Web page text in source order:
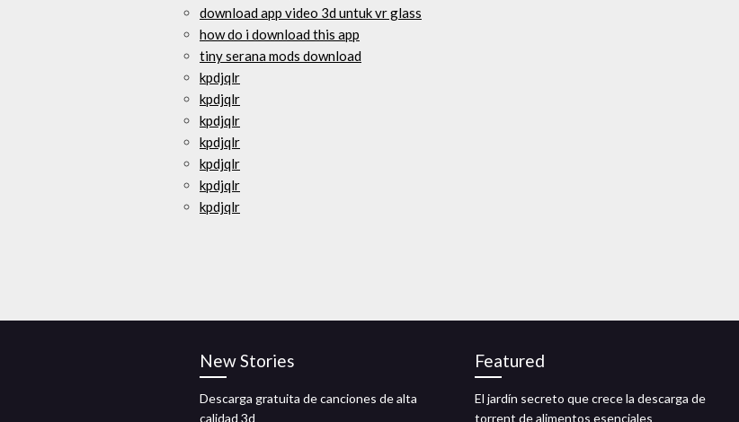
download app video 3d untuk vr glass
how do i download this app
tiny serana mods download
kpdjqlr
kpdjqlr
kpdjqlr
kpdjqlr
kpdjqlr
kpdjqlr
kpdjqlr
New Stories
Descarga gratuita de canciones de alta
calidad 3d
Featured
El jardín secreto que crece la descarga de
torrent de alimentos esenciales